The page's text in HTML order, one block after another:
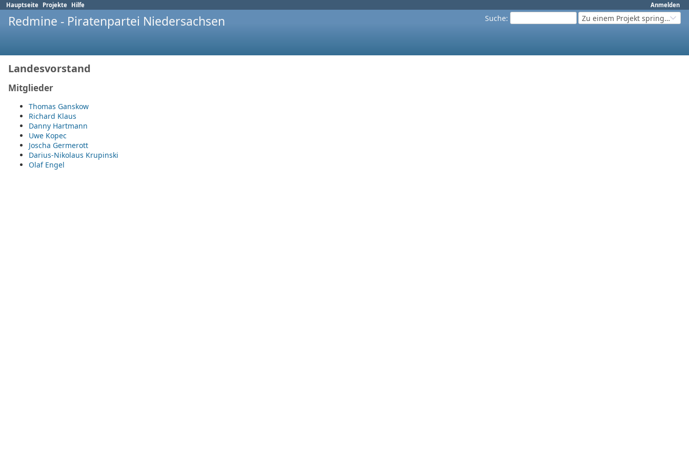
Anmelden
Hauptseite Projekte Hilfe
Suche: Zu einem Projekt springen...
Redmine - Piratenpartei Niedersachsen
Landesvorstand
Mitglieder
Thomas Ganskow
Richard Klaus
Danny Hartmann
Uwe Kopec
Joscha Germerott
Darius-Nikolaus Krupinski
Olaf Engel